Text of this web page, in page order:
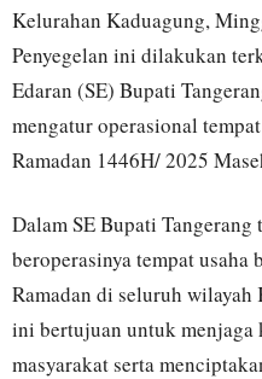
Kelurahan Kaduagung,
Penyegelan ini dilakukan
Edaran (SE) Bupati
mengatur operasional
Ramadan 1446H/ 2025
Dalam SE Bupati Tangerang
beroperasinya tempat usaha
Ramadan di seluruh wilayah
ini bertujuan untuk menjaga
masyarakat serta